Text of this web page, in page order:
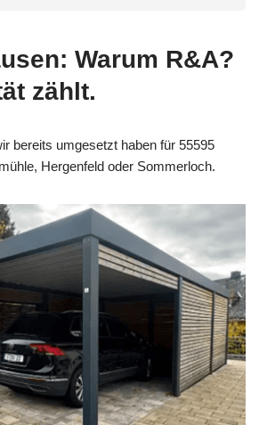
Warum R&A?
zählt.
bereits umgesetzt haben für 55595
Hergenfeld oder Sommerloch.